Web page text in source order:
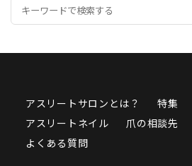
アスリートサロンとは？ 特集
アスリートネイル
爪の相談先
よくある質問